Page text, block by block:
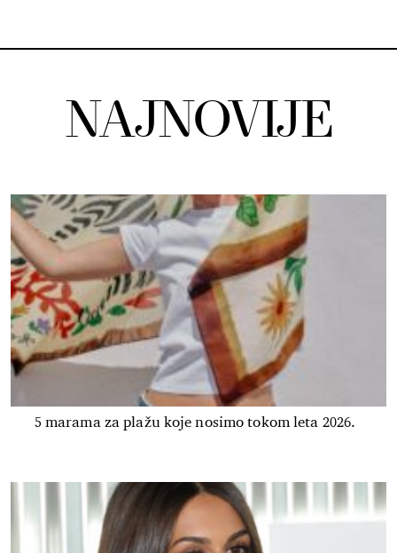
NAJNOVIJE
5 marama za plažu koje nosimo tokom leta 2026.